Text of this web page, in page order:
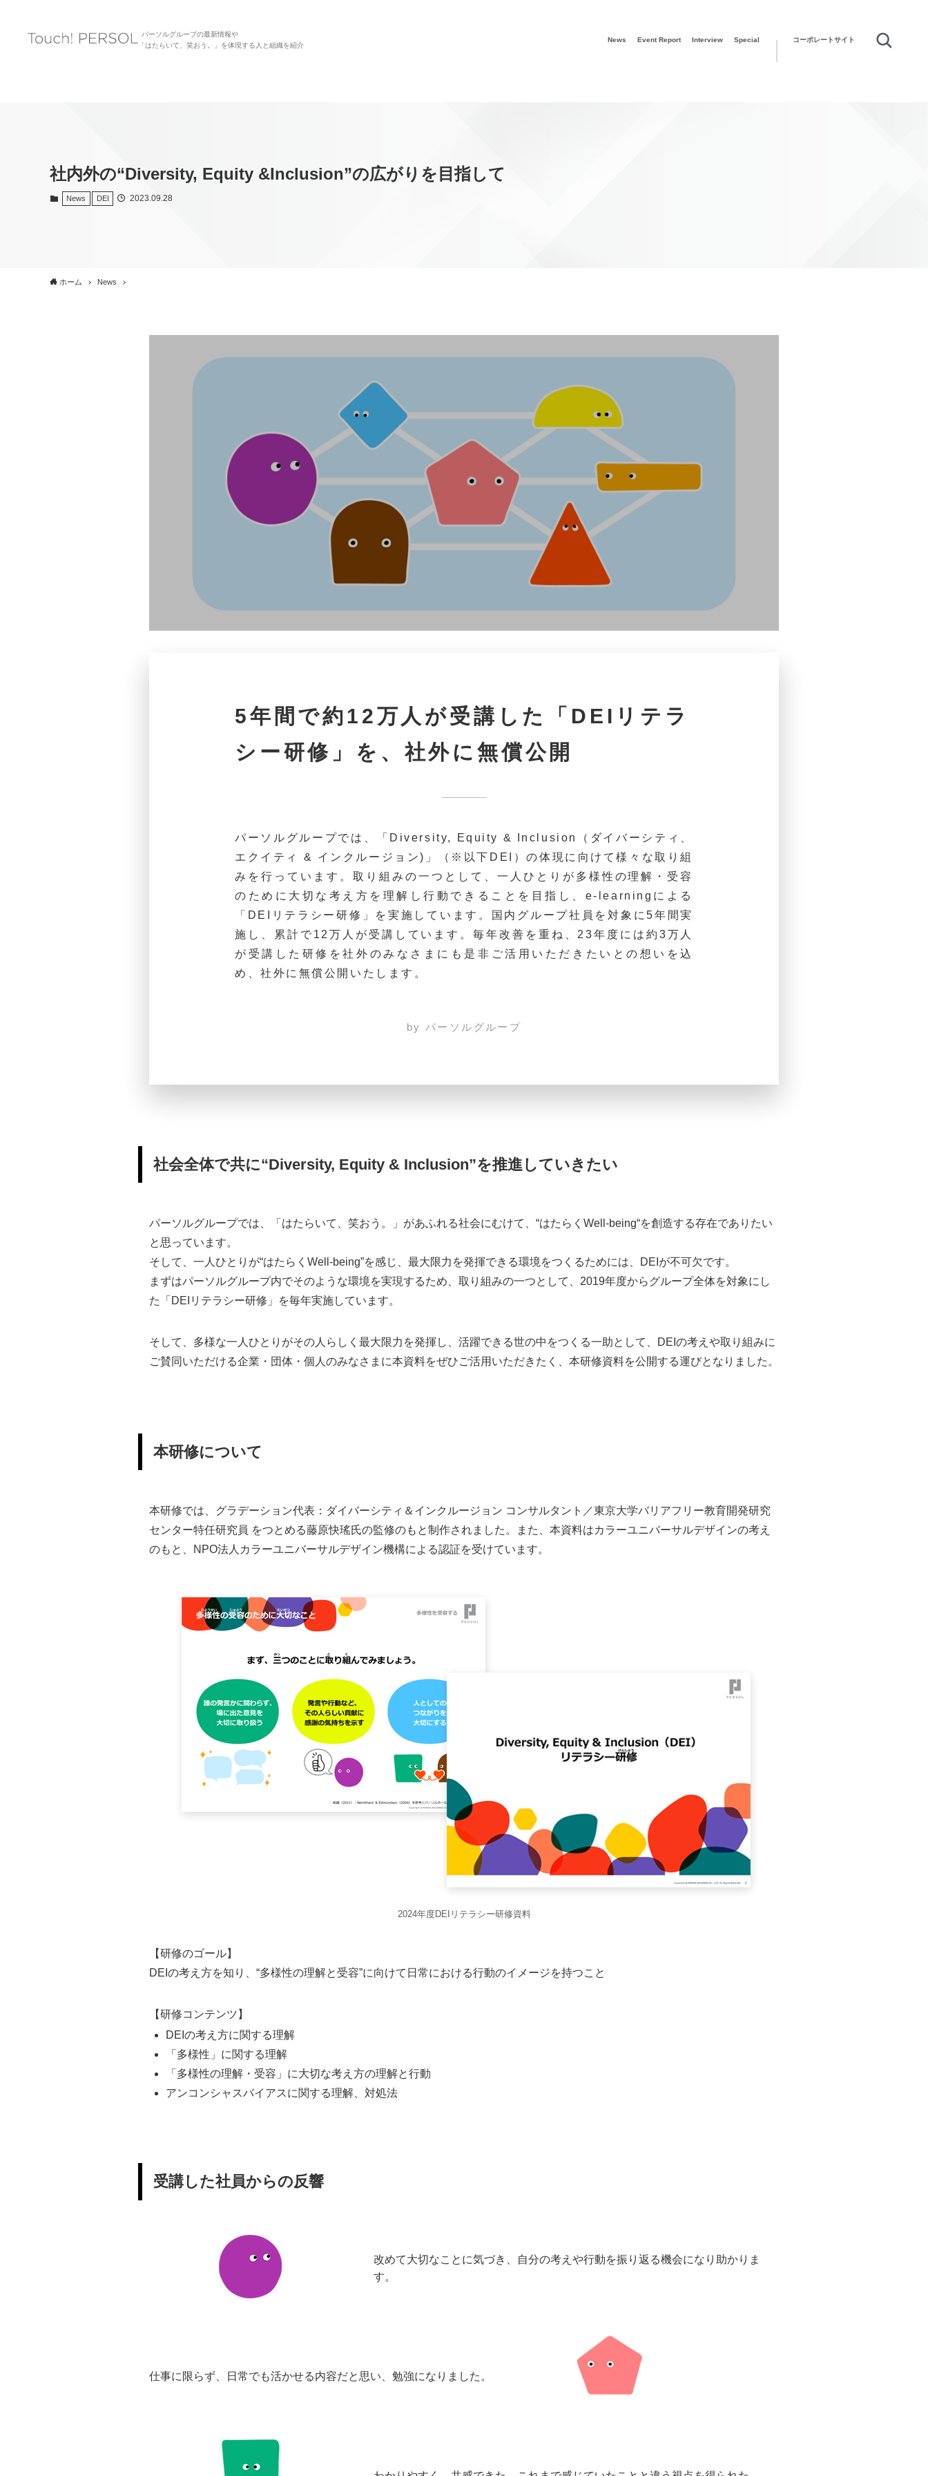
パーソルグループの最新情報や
「はたらいて、笑おう。」を体現する人と組織を紹介
News Event Report Interview Special コーポレートサイト
社内外の“Diversity, Equity &Inclusion”の広がりを目指して
News DEI 2023.09.28
ホーム News
5年間で約12万人が受講した「DEIリテラ
シー研修」を、社外に無償公開
パーソルグループでは、「Diversity, Equity & Inclusion（ダイバーシティ、
エクイティ & インクルージョン)」（※以下DEI）の体現に向けて様々な取り組
みを行っています。取り組みの一つとして、一人ひとりが多様性の理解・受容
のために大切な考え方を理解し行動できることを目指し、e-learningによる
「DEIリテラシー研修」を実施しています。国内グループ社員を対象に5年間実
施し、累計で12万人が受講しています。毎年改善を重ね、23年度には約3万人
が受講した研修を社外のみなさまにも是非ご活用いただきたいとの想いを込
め、社外に無償公開いたします。
by パーソルグループ
社会全体で共に“Diversity, Equity & Inclusion”を推進していきたい
パーソルグループでは、「はたらいて、笑おう。」があふれる社会にむけて、“はたらくWell-being“を創造する存在でありたい
と思っています。
そして、一人ひとりが“はたらくWell-being”を感じ、最大限力を発揮できる環境をつくるためには、DEIが不可欠です。
まずはパーソルグループ内でそのような環境を実現するため、取り組みの一つとして、2019年度からグループ全体を対象にし
た「DEIリテラシー研修」を毎年実施しています。
そして、多様な一人ひとりがその人らしく最大限力を発揮し、活躍できる世の中をつくる一助として、DEIの考えや取り組みに
ご賛同いただける企業・団体・個人のみなさまに本資料をぜひご活用いただきたく、本研修資料を公開する運びとなりました。
本研修について
本研修では、グラデーション代表：ダイバーシティ＆インクルージョン コンサルタント／東京大学バリアフリー教育開発研究
センター特任研究員 をつとめる藤原快瑤氏の監修のもと制作されました。また、本資料はカラーユニバーサルデザインの考え
のもと、NPO法人カラーユニバーサルデザイン機構による認証を受けています。
2024年度DEIリテラシー研修資料
【研修のゴール】
DEIの考え方を知り、“多様性の理解と受容”に向けて日常における行動のイメージを持つこと
【研修コンテンツ】
DEIの考え方に関する理解
「多様性」に関する理解
「多様性の理解・受容」に大切な考え方の理解と行動
アンコンシャスバイアスに関する理解、対処法
受講した社員からの反響
改めて大切なことに気づき、自分の考えや行動を振り返る機会になり助かりま
す。
仕事に限らず、日常でも活かせる内容だと思い、勉強になりました。